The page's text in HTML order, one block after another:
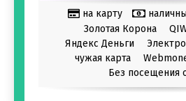
на карту
Золотая Корона
Яндекс Деньги
чужая карта
Без посещения